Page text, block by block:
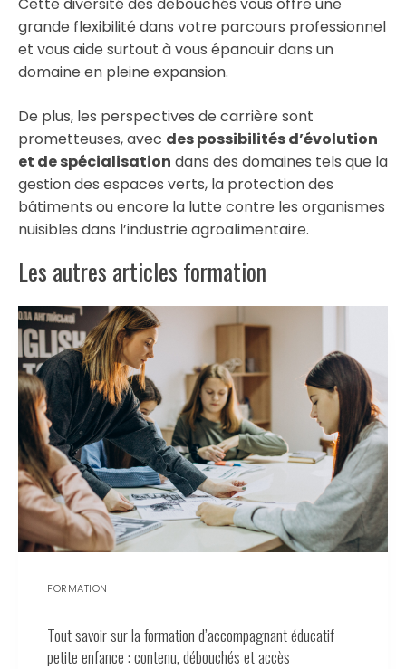
grande flexibilité dans votre parcours professionnel
et vous aide surtout à vous épanouir dans un
domaine en pleine expansion.
De plus, les perspectives de carrière sont
prometteuses, avec des possibilités d’évolution
et de spécialisation dans des domaines tels que la
gestion des espaces verts, la protection des
bâtiments ou encore la lutte contre les organismes
nuisibles dans l’industrie agroalimentaire.
Les autres articles formation
FORMATION
Tout savoir sur la formation d’accompagnant éducatif
petite enfance : contenu, débouchés et accès